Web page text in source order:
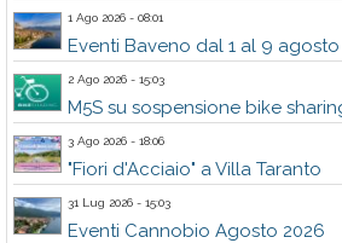
1 Ago 2026 - 08:01
Eventi Baveno dal 1 al 9 agosto
2 Ago 2026 - 15:03
M5S su sospensione bike
3 Ago 2026 - 18:06
"Fiori d'Acciaio" a Villa Taranto
31 Lug 2026 - 15:03
Eventi Cannobio Agosto 2026